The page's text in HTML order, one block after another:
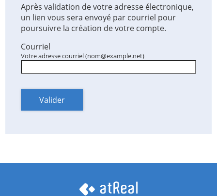
Mon tableau de bord
Après validation de votre adresse électronique,
un lien vous sera envoyé par courriel pour
poursuivre la création de votre compte.
Courriel
Votre adresse courriel (nom@example.net)
Valider